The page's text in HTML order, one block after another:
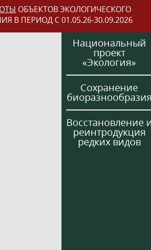
ОБЪЕКТОВ ЭКОЛОГИЧЕСКОГО
В ПЕРИОД С 01.05.26-30.09.2026
Национальный
проект
«Экология»
Сохранение
Восстановление
реинтродукция
редких видов